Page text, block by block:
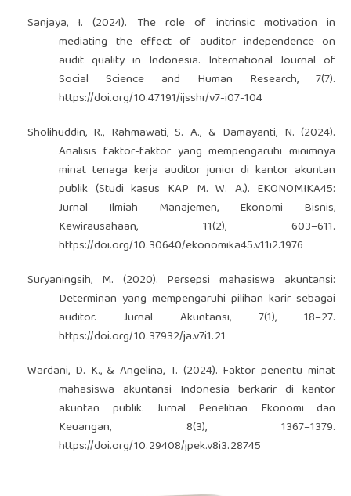
Sanjaya, I. (2024). The role of intrinsic motivation in
mediating the effect of auditor independence on
audit quality in Indonesia. International Journal of
Social Science and Human Research, 7(7).
https://doi.org/10.47191/ijsshr/v7-i07-104
Sholihuddin, R., Rahmawati, S. A., & Damayanti, N. (2024).
Analisis faktor-faktor yang mempengaruhi minimnya
minat tenaga kerja auditor junior di kantor akuntan
publik (Studi kasus KAP M. W. A.). EKONOMIKA45:
Jurnal Ilmiah Manajemen, Ekonomi Bisnis,
Kewirausahaan, 11(2), 603–611.
https://doi.org/10.30640/ekonomika45.v11i2.1976
Suryaningsih, M. (2020). Persepsi mahasiswa akuntansi:
Determinan yang mempengaruhi pilihan karir sebagai
auditor. Jurnal Akuntansi, 7(1), 18–27.
https://doi.org/10.37932/ja.v7i1.21
Wardani, D. K., & Angelina, T. (2024). Faktor penentu minat
mahasiswa akuntansi Indonesia berkarir di kantor
akuntan publik. Jurnal Penelitian Ekonomi dan
Keuangan, 8(3), 1367–1379.
https://doi.org/10.29408/jpek.v8i3.28745